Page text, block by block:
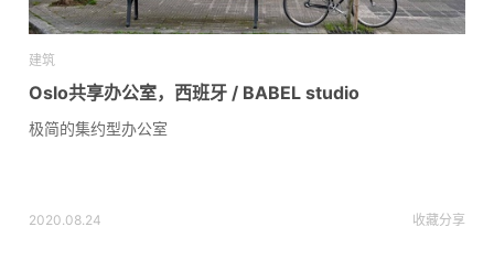
建筑
Oslo共享办公室，西班牙 / BABEL studio
极简的集约型办公室
2020.08.24 收藏分享